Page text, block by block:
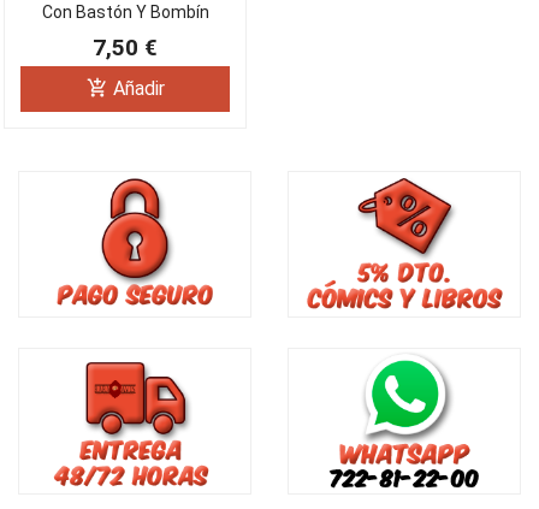
Con Bastón Y Bombín
7,50 €
add_shopping_cart Añadir